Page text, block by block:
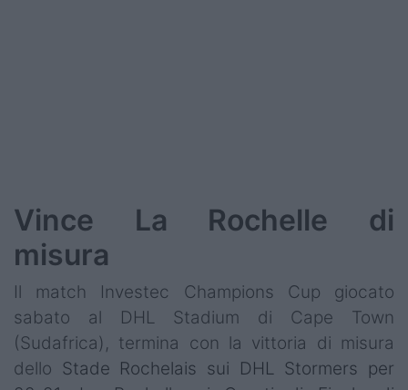
Vince La Rochelle di
misura
Il match Investec Champions Cup giocato
sabato al DHL Stadium di Cape Town
(Sudafrica), termina con la vittoria di misura
dello Stade Rochelais sui DHL Stormers per